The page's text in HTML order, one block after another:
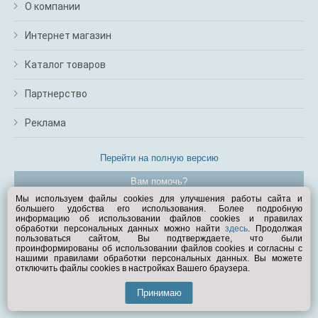
О компании
Интернет магазин
Каталог товаров
Партнерство
Реклама
Перейти на полную версию
Вам помочь?
© Exist.ru 1998—2026
Мы используем файлы cookies для улучшения работы сайта и
большего удобства его использования. Более подробную
информацию об использовании файлов cookies и правилах
обработки персональных данных можно найтиздесь. Продолжая
пользоваться сайтом, Вы подтверждаете, что были
проинформированы об использовании файлов cookies и согласны с
нашими правилами обработки персональных данных. Вы можете
отключить файлы cookies в настройках Вашего браузера.
Принимаю